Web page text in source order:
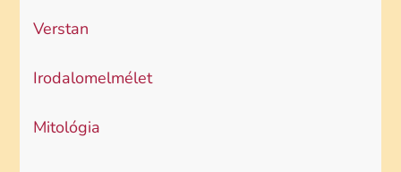
Verstan
Irodalomelmélet
Mitológia